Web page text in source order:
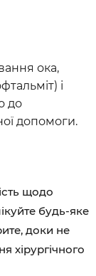
ока,
і
до
допомоги.
щодо
будь-яке
доки не
хірургічного